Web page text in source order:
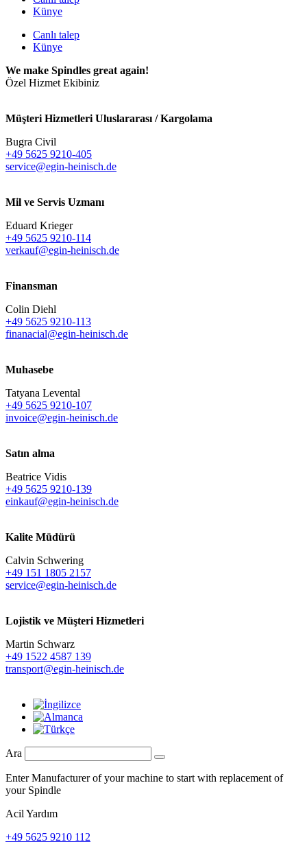
Künye
Canlı talep
Künye
We make Spindles great again!
Özel Hizmet Ekibiniz
Müşteri Hizmetleri Uluslararası / Kargolama
Bugra Civil
+49 5625 9210-405
service@egin-heinisch.de
Mil ve Servis Uzmanı
Eduard Krieger
+49 5625 9210-114
verkauf@egin-heinisch.de
Finansman
Colin Diehl
+49 5625 9210-113
finanacial@egin-heinisch.de
Muhasebe
Tatyana Levental
+49 5625 9210-107
invoice@egin-heinisch.de
Satın alma
Beatrice Vidis
+49 5625 9210-139
einkauf@egin-heinisch.de
Kalite Müdürü
Calvin Schwering
+49 151 1805 2157
service@egin-heinisch.de
Lojistik ve Müşteri Hizmetleri
Martin Schwarz
+49 1522 4587 139
transport@egin-heinisch.de
Ara
Enter Manufacturer of your machine to start with replacement of
your Spindle
Acil Yardım
+49 5625 9210 112